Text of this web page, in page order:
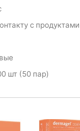
с
шт (50 пар)